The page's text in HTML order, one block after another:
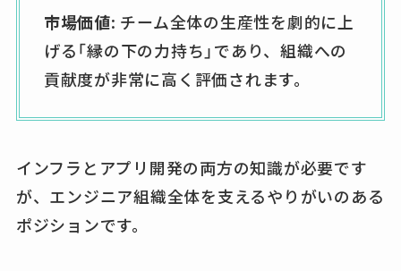
市場価値: チーム全体の生産性を劇的に上
げる「縁の下の力持ち」であり、組織への
貢献度が非常に高く評価されます。
インフラとアプリ開発の両方の知識が必要です
が、エンジニア組織全体を支えるやりがいのある
ポジションです。